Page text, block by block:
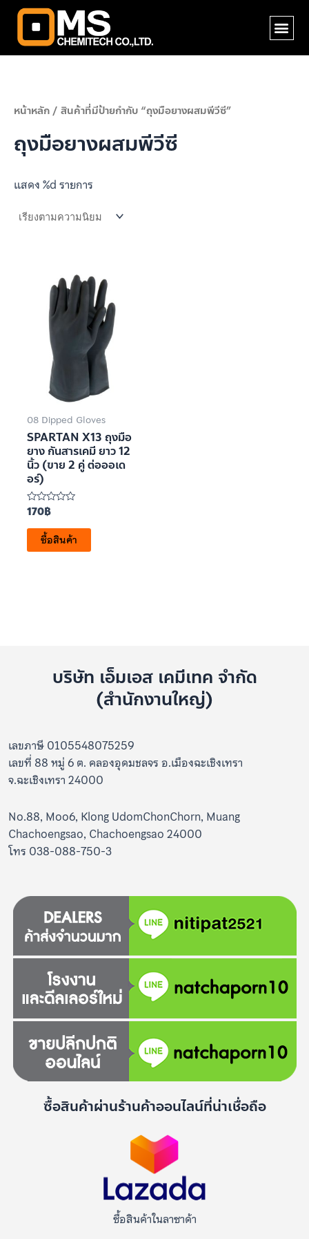
Skip
content
หน้าหลัก/ สินค้าที่มีป้ายกำกับ “ถุงมือยางผสมพีวีซี”
ถุงมือยางผสมพีวีซี
แสดง %d รายการ
08 Dipped Gloves
SPARTAN X13 ถุงมือ
ยาง กันสารเคมี ยาว 12
นิ้ว (ขาย 2 คู่ ต่อออเด
อร์)
ให้
คะแนน
0
ตั้งแต่
5
170฿
ซื้อสินค้า
บริษัท เอ็มเอส เคมีเทค จำกัด
(สำนักงานใหญ่)
เลขภาษี 0105548075259
เลขที่ 88 หมู่ 6 ต. คลองอุดมชลจร อ.เมืองฉะเชิงเทรา
จ.ฉะเชิงเทรา 24000
No.88, Moo6, Klong UdomChonChorn, Muang
Chachoengsao, Chachoengsao 24000
โทร 038-088-750-3
ซื้อสินค้าผ่านร้านค้าออนไลน์ที่น่าเชื่อถือ
ซื้อสินค้าในลาซาด้า